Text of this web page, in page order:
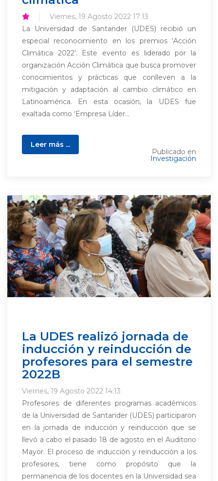
Viernes, 19 Agosto 2022 17:13
La Universidad de Santander (UDES) recibió un
especial reconocimiento en los premios ‘Acción
Climática 2022’. Este evento es liderado por la
organización Acción Climática que busca promover
conocimientos y prácticas que conlleven a la
mitigación y adaptación al cambio climático en
Latinoamérica. En esta ocasión, la UDES fue
exaltada como ‘Empresa Líder...
Leer más ...
Publicado en
Investigación
La UDES realizó jornada de
inducción y reinducción de
profesores para el semestre
2022B
Viernes, 19 Agosto 2022 14:13
Profesores de diferentes programas académicos
de la Universidad de Santander (UDES) participaron
en la jornada de inducción y reinducción que se
llevó a cabo el pasado 18 de agosto en el Auditorio
Mayor. El proceso de inducción y reinducción a los
profesores, tiene como propósito que la
permanencia de los docentes en la Universidad sea